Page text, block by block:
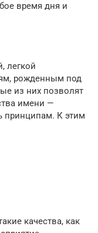
время дня и
легкой
рожденным под
из них позволят
имени —
принципам. К этим
качества, как